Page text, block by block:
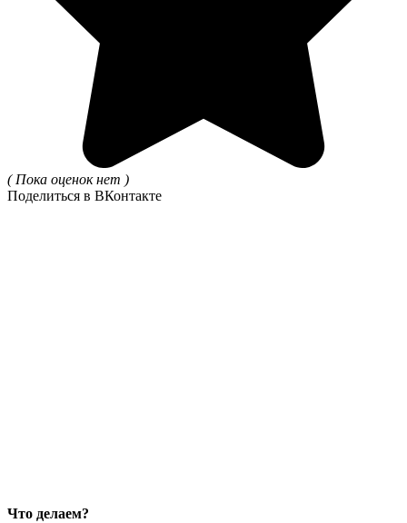
( Пока оценок нет )
Поделиться в ВКонтакте
Что делаем?